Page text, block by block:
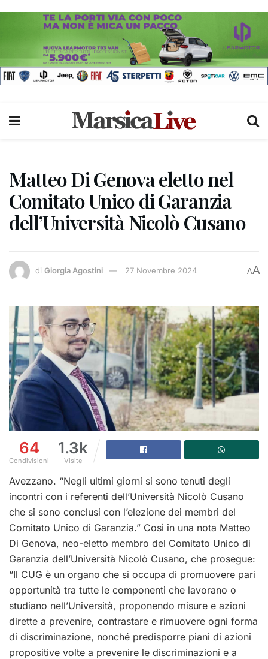
Matteo Di Genova eletto nel
Comitato Unico di Garanzia
dell’Università Nicolò Cusano
di Giorgia Agostini 27 Novembre 2024 AA
64
Condivisioni
1.3k
Visite
Avezzano. “Negli ultimi giorni si sono tenuti degli
incontri con i referenti dell’Università Nicolò Cusano
che si sono conclusi con l’elezione dei membri del
Comitato Unico di Garanzia.” Così in una nota Matteo
Di Genova, neo-eletto membro del Comitato Unico di
Garanzia dell’Università Nicolò Cusano, che prosegue:
“Il CUG è un organo che si occupa di promuovere pari
opportunità tra tutte le componenti che lavorano o
studiano nell’Università, proponendo misure e azioni
dirette a prevenire, contrastare e rimuovere ogni forma
di discriminazione, nonché predisporre piani di azioni
propositive volte a prevenire le discriminazioni e a